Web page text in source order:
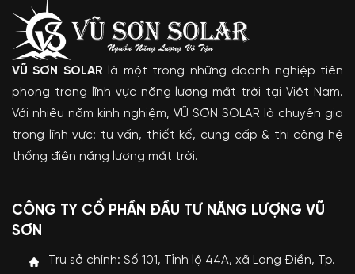
VŨ SƠN SOLAR là một trong những doanh nghiệp tiên
phong trong lĩnh vực năng lượng mặt trời tại Việt Nam.
Với nhiều năm kinh nghiệm, VŨ SƠN SOLAR là chuyên gia
trong lĩnh vực: tư vấn, thiết kế, cung cấp & thi công hệ
thống điện năng lượng mặt trời.
CÔNG TY CỔ PHẦN ĐẦU TƯ NĂNG LƯỢNG VŨ
SƠN
Trụ sở chính: Số 101, Tỉnh lộ 44A, xã Long Điền, Tp.